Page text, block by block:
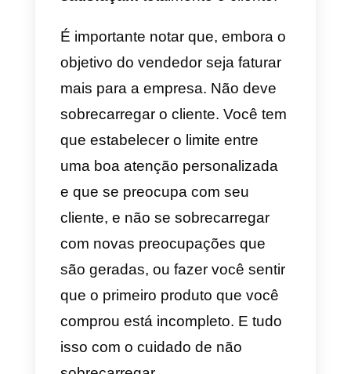
não parar de falar. De forma a
recolher toda a informação
necessária para lhe oferecer a
solução que necessita. É preciso
incentivar umaconversa em
apenas o cliente é quem fala, e
precisa de orientação do
vendedor. Tudo isso acontecerá
nas seguintes etapas:
Situação.É baseado em todas